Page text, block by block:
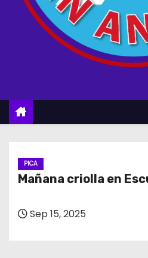
PICA
Mañana criolla en
Sep 15, 2025